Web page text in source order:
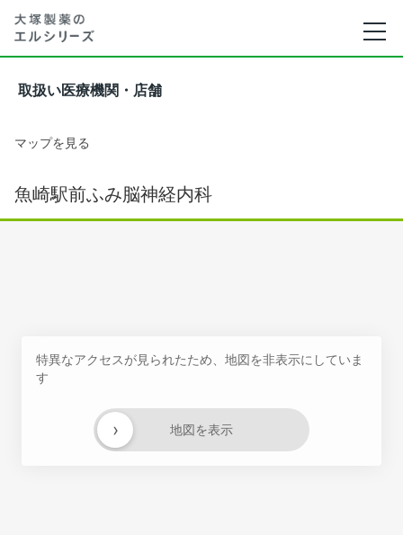
取扱い医療機関・店舗
マップを見る
魚崎駅前ふみ脳神経内科
特異なアクセスが見られたため、地図を非表示にしていま
す
地図を表示
›